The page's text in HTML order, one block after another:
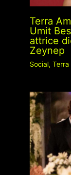
Terra
Umit
attrice
Zeynep
Social, Terra